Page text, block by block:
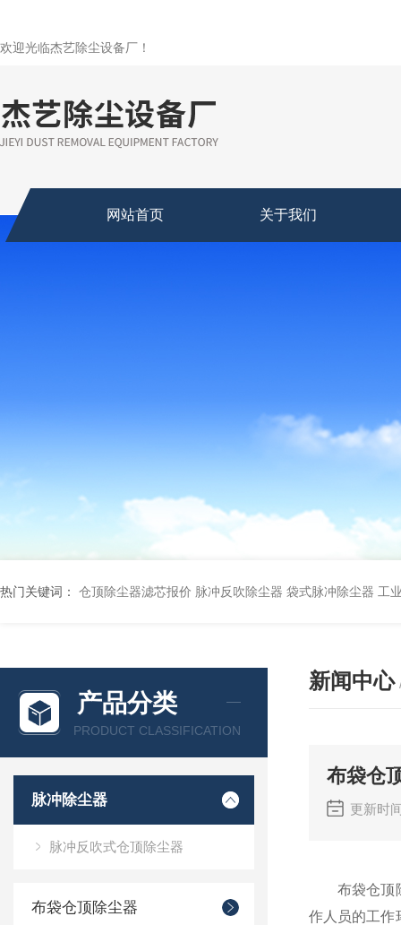
欢迎光临杰艺除尘设备厂！
网站首页 关于我们
热门关键词： 仓顶除尘器滤芯报价 脉冲反吹除尘器 袋式脉冲除尘器 工
产品分类
PRODUCT CLASSIFICATION
脉冲除尘器
脉冲反吹式仓顶除尘器
布袋仓顶除尘器
新闻中心
布袋仓
更新时
布袋仓顶除
作人员的工作